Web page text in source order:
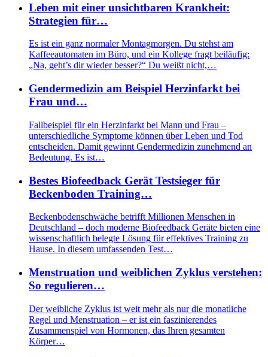
Leben mit einer unsichtbaren Krankheit:
Strategien für…
Es ist ein ganz normaler Montagmorgen. Du stehst am
Kaffeeautomaten im Büro, und ein Kollege fragt beiläufig:
„Na, geht’s dir wieder besser?“ Du weißt nicht,…
Gendermedizin am Beispiel Herzinfarkt bei
Frau und…
Fallbeispiel für ein Herzinfarkt bei Mann und Frau –
unterschiedliche Symptome können über Leben und Tod
entscheiden. Damit gewinnt Gendermedizin zunehmend an
Bedeutung. Es ist…
Bestes Biofeedback Gerät Testsieger für
Beckenboden Training…
Beckenbodenschwäche betrifft Millionen Menschen in
Deutschland – doch moderne Biofeedback Geräte bieten eine
wissenschaftlich belegte Lösung für effektives Training zu
Hause. In diesem umfassenden Test…
Menstruation und weiblichen Zyklus verstehen:
So regulieren…
Der weibliche Zyklus ist weit mehr als nur die monatliche
Regel und Menstruation – er ist ein faszinierendes
Zusammenspiel von Hormonen, das Ihren gesamten
Körper…